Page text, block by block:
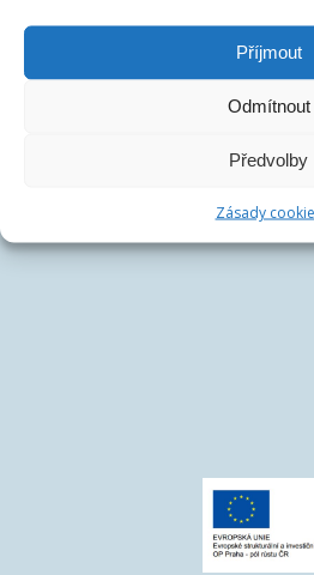
Příjmout
Odmítnout
Předvolby
Zásady
Email: